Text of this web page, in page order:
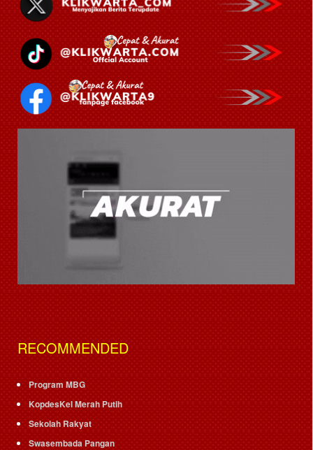
RECOMMENDED
Program MBG
KopdesKel Merah Putih
Sekolah Rakyat
Swasembada Pangan